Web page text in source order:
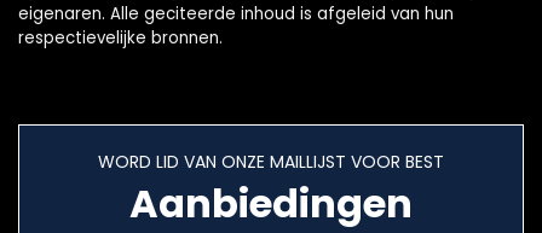
eigenaren. Alle geciteerde inhoud is afgeleid van hun
respectievelijke bronnen.
WORD LID VAN ONZE MAILLIJST VOOR BEST
Aanbiedingen